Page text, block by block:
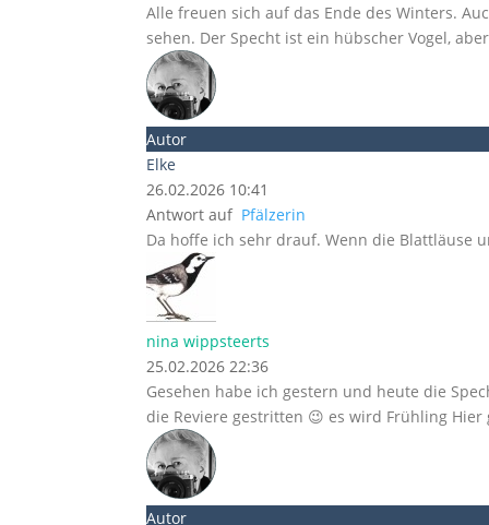
Alle freuen sich auf das Ende des Winters.
sehen. Der Specht ist ein hübscher Vogel,
Autor
Elke
26.02.2026 10:41
Antwort auf Pfälzerin
Da hoffe ich sehr drauf. Wenn die Blattläuse
nina wippsteerts
25.02.2026 22:36
Gesehen habe ich gestern und heute die
die Reviere gestritten 😉 es wird Frühling
Autor